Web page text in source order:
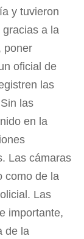
y tuvieron
a la
poner
oficial de
las
las
en la
Las cámaras
como de la
Las
importante,
de la